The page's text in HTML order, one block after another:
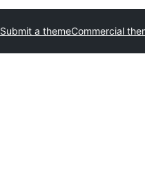
Submit a themeCommercial